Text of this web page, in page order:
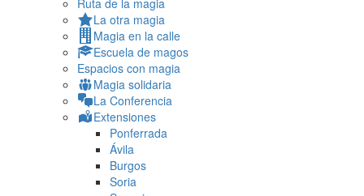
La otra magia
Magia en la calle
Escuela de magos
Espacios con magia
Magia solidaria
La Conferencia
Extensiones
Ponferrada
Ávila
Burgos
Soria